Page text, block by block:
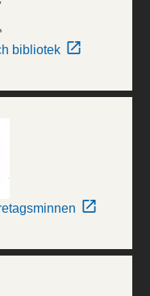
bibliotek